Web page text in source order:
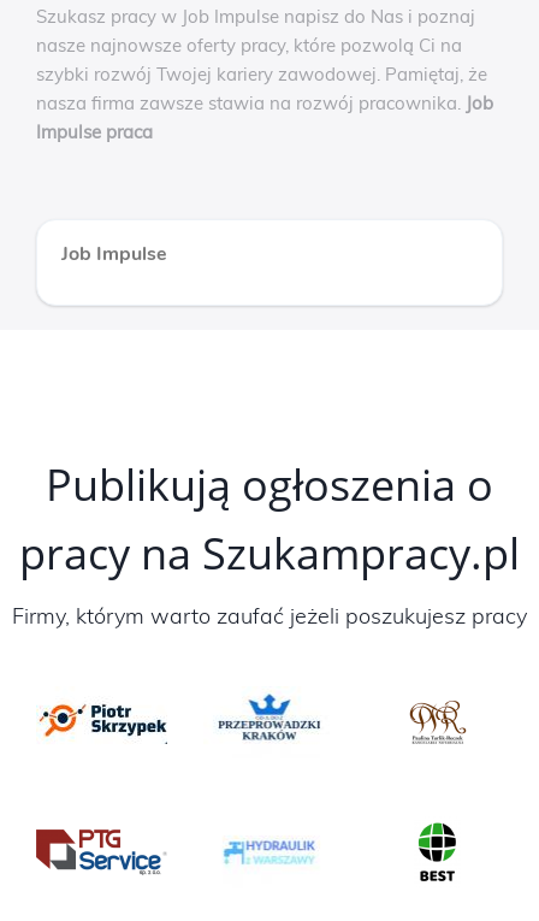
Szukasz pracy w Job Impulse napisz do Nas i poznaj
nasze najnowsze oferty pracy, które pozwolą Ci na
szybki rozwój Twojej kariery zawodowej. Pamiętaj, że
nasza firma zawsze stawia na rozwój pracownika. Job
Impulse praca
Job Impulse
Publikują ogłoszenia o
pracy na Szukampracy.pl
Firmy, którym warto zaufać jeżeli poszukujesz pracy